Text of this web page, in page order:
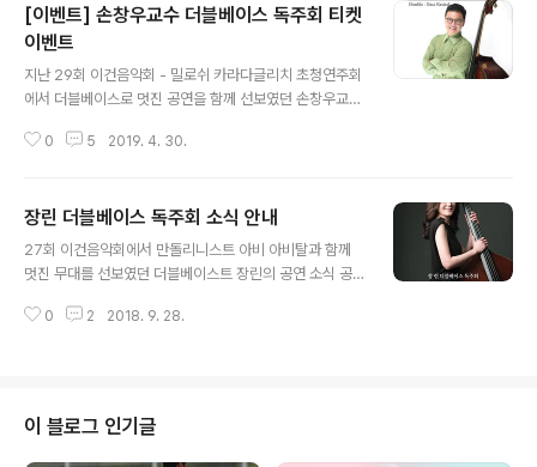
[이벤트] 손창우교수 더블베이스 독주회 티켓
이벤트
지난 29회 이건음악회 - 밀로쉬 카라다글리치 초청연주회
에서 더블베이스로 멋진 공연을 함께 선보였던 손창우교수
합니다. 공연 장소 및 시간은 아래의 이미지를 참고 부탁드
감사합니다. PROGRAM Franze Simandl (1840-191
2) - SARABANDE and GAVOTTE for String Bass
and Piano op.74 Giovanni Bottesini (1821-1889)
ula' by Vincenzo Bellini (1801-1889) ..
0 5 2019. 4. 30.
장린 더블베이스 독주회 소식 안내
27회 이건음악회에서 만돌리니스트 아비 아비탈과 함께
멋진 무대를 선보였던 더블베이스트 장린의 공연 소식 공
되는 이번 공연의 프로그램은 아래와 같습니다. P. Valls S
원하시는 분은 eagonblog@gmail.com으로 메일 주시
면(성함, 연락처) 선착순 5분께 1인 2매 공연 관람권을 드
0 2 2018. 9. 28.
이 블로그 인기글